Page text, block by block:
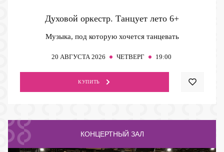
Духовой оркестр. Танцует лето 6+
Музыка, под которую хочется танцевать
20 АВГУСТА 2026 ЧЕТВЕРГ 19:00
КУПИТЬ
КОНЦЕРТНЫЙ ЗАЛ